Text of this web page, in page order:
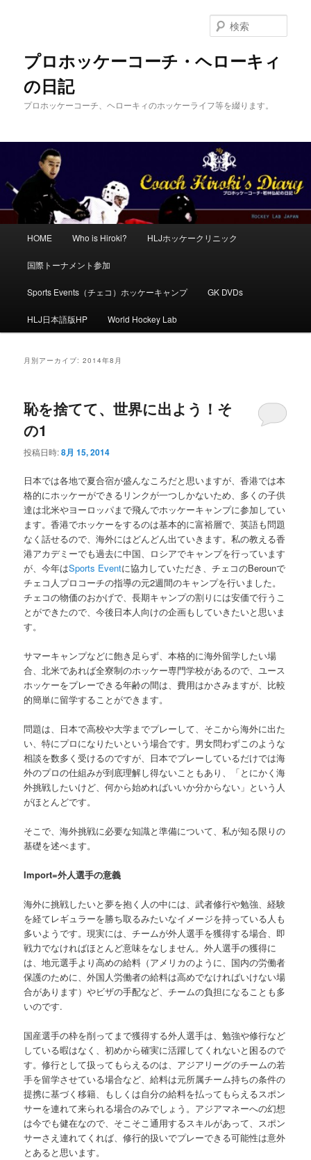
移
動
プロホッケーコーチ・ヘローキィ
の日記
プロホッケーコーチ、ヘローキィのホッケーライフ等を綴ります。
索
HOME Who is Hiroki? HLJホッケークリニック
国際トーナメント参加
Sports Events（チェコ）ホッケーキャンプ GK DVDs
HLJ日本語版HP World Hockey Lab
月別アーカイブ:2014年8月
恥を捨てて、世界に出よう！そ
の1
投稿日時:8月 15, 2014
日本では各地で夏合宿が盛んなころだと思いますが、香港では本
格的にホッケーができるリンクが一つしかないため、多くの子供
達は北米やヨーロッパまで飛んでホッケーキャンプに参加してい
ます。香港でホッケーをするのは基本的に富裕層で、英語も問題
なく話せるので、海外にはどんどん出ていきます。私の教える香
港アカデミーでも過去に中国、ロシアでキャンプを行っています
が、今年はSports Eventに協力していただき、チェコのBerounで
チェコ人プロコーチの指導の元2週間のキャンプを行いました。
チェコの物価のおかげで、長期キャンプの割りには安価で行うこ
とができたので、今後日本人向けの企画もしていきたいと思いま
す。
サマーキャンプなどに飽き足らず、本格的に海外留学したい場
合、北米であれば全寮制のホッケー専門学校があるので、ユース
ホッケーをプレーできる年齢の間は、費用はかさみますが、比較
的簡単に留学することができます。
問題は、日本で高校や大学までプレーして、そこから海外に出た
い、特にプロになりたいという場合です。男女問わずこのような
相談を数多く受けるのですが、日本でプレーしているだけでは海
外のプロの仕組みが到底理解し得ないこともあり、「とにかく海
外挑戦したいけど、何から始めればいいか分からない」という人
がほとんどです。
そこで、海外挑戦に必要な知識と準備について、私が知る限りの
基礎を述べます。
Import=外人選手の意義
海外に挑戦したいと夢を抱く人の中には、武者修行や勉強、経験
を経てレギュラーを勝ち取るみたいなイメージを持っている人も
多いようです。現実には、チームが外人選手を獲得する場合、即
戦力でなければほとんど意味をなしません。外人選手の獲得に
は、地元選手より高めの給料（アメリカのように、国内の労働者
保護のために、外国人労働者の給料は高めでなければいけない場
合があります）やビザの手配など、チームの負担になることも多
いのです.
国産選手の枠を削ってまで獲得する外人選手は、勉強や修行など
している暇はなく、初めから確実に活躍してくれないと困るので
す。修行として扱ってもらえるのは、アジアリーグのチームの若
手を留学させている場合など、給料は元所属チーム持ちの条件の
提携に基づく移籍、もしくは自分の給料を払ってもらえるスポン
サーを連れて来られる場合のみでしょう。アジアマネーへの幻想
は今でも健在なので、そこそこ通用するスキルがあって、スポン
サーさえ連れてくれば、修行的扱いでプレーできる可能性は意外
とあると思います。